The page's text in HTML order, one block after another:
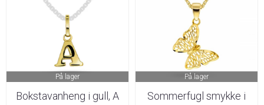
På lager
Bokstavanheng i gull, A
På lager
Sommerfugl smykke i